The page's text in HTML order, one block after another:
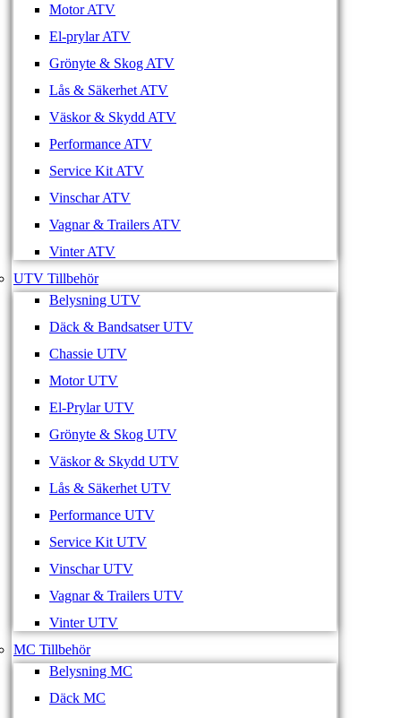
Motor ATV
El-prylar ATV
Grönyte & Skog ATV
Lås & Säkerhet ATV
Väskor & Skydd ATV
Performance ATV
Service Kit ATV
Vinschar ATV
Vagnar & Trailers ATV
Vinter ATV
UTV Tillbehör
Belysning UTV
Däck & Bandsatser UTV
Chassie UTV
Motor UTV
El-Prylar UTV
Grönyte & Skog UTV
Väskor & Skydd UTV
Lås & Säkerhet UTV
Performance UTV
Service Kit UTV
Vinschar UTV
Vagnar & Trailers UTV
Vinter UTV
MC Tillbehör
Belysning MC
Däck MC